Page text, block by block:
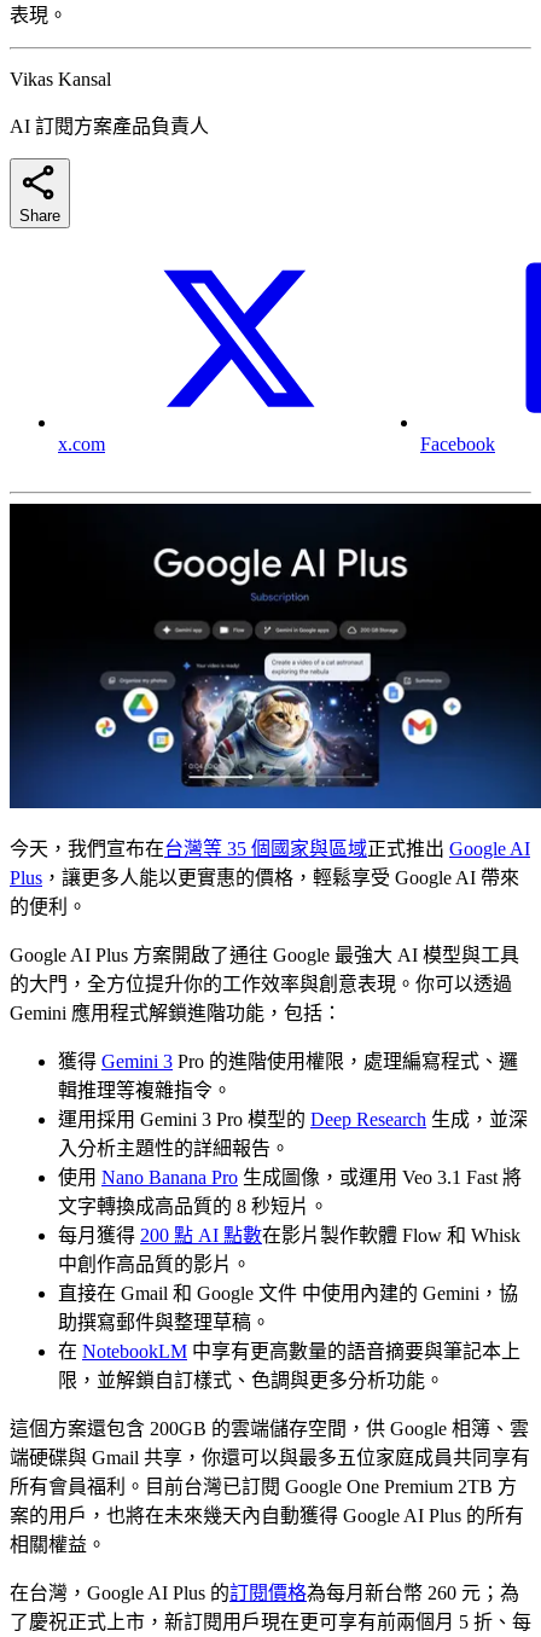
表現。
Vikas Kansal
AI 訂閱方案產品負責人
Share
x.com Facebook
今天，我們宣布在台灣等 35 個國家與區域正式推出 Google AI
Plus ，讓更多人能以更實惠的價格，輕鬆享受 Google AI 帶來
的便利。
Google AI Plus 方案開啟了通往 Google 最強大 AI 模型與工具
的大門，全方位提升你的工作效率與創意表現。你可以透過
Gemini 應用程式解鎖進階功能，包括：
獲得 Gemini 3 Pro 的進階使用權限，處理編寫程式、邏
輯推理等複雜指令。
運用採用 Gemini 3 Pro 模型的 Deep Research 生成，並深
入分析主題性的詳細報告。
使用 Nano Banana Pro 生成圖像，或運用 Veo 3.1 Fast 將
文字轉換成高品質的 8 秒短片。
每月獲得 200 點 AI 點數在影片製作軟體 Flow 和 Whisk
中創作高品質的影片。
直接在 Gmail 和 Google 文件 中使用內建的 Gemini，協
助撰寫郵件與整理草稿。
在 NotebookLM 中享有更高數量的語音摘要與筆記本上
限，並解鎖自訂樣式、色調與更多分析功能。
這個方案還包含 200GB 的雲端儲存空間，供 Google 相簿、雲
端硬碟與 Gmail 共享，你還可以與最多五位家庭成員共同享有
所有會員福利。目前台灣已訂閱 Google One Premium 2TB 方
案的用戶，也將在未來幾天內自動獲得 Google AI Plus 的所有
相關權益。
在台灣，Google AI Plus 的訂閱價格為每月新台幣 260 元；為
了慶祝正式上市，新訂閱用戶現在更可享有前兩個月 5 折、每